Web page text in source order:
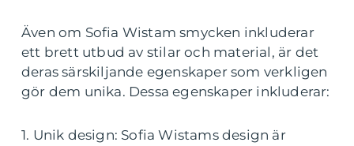
Även om Sofia Wistam smycken inkluderar
ett brett utbud av stilar och material, är det
deras särskiljande egenskaper som verkligen
gör dem unika. Dessa egenskaper inkluderar:
1. Unik design: Sofia Wistams design är